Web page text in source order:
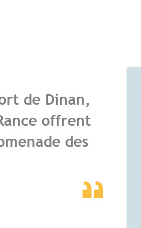
de Dinan,
offrent
des